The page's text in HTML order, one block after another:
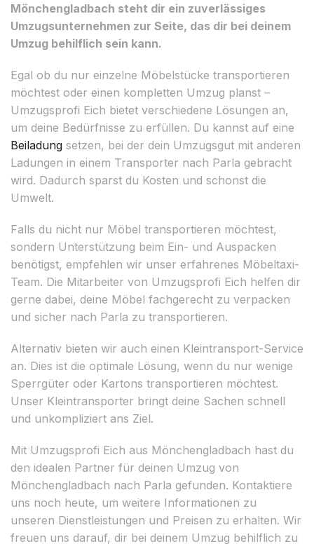
Mönchengladbach steht dir ein zuverlässiges
Umzugsunternehmen zur Seite, das dir bei deinem
Umzug behilflich sein kann.
Egal ob du nur einzelne Möbelstücke transportieren
möchtest oder einen kompletten Umzug planst –
Umzugsprofi Eich bietet verschiedene Lösungen an,
um deine Bedürfnisse zu erfüllen. Du kannst auf eine
Beiladung setzen, bei der dein Umzugsgut mit anderen
Ladungen in einem Transporter nach Parla gebracht
wird. Dadurch sparst du Kosten und schonst die
Umwelt.
Falls du nicht nur Möbel transportieren möchtest,
sondern Unterstützung beim Ein- und Auspacken
benötigst, empfehlen wir unser erfahrenes Möbeltaxi-
Team. Die Mitarbeiter von Umzugsprofi Eich helfen dir
gerne dabei, deine Möbel fachgerecht zu verpacken
und sicher nach Parla zu transportieren.
Alternativ bieten wir auch einen Kleintransport-Service
an. Dies ist die optimale Lösung, wenn du nur wenige
Sperrgüter oder Kartons transportieren möchtest.
Unser Kleintransporter bringt deine Sachen schnell
und unkompliziert ans Ziel.
Mit Umzugsprofi Eich aus Mönchengladbach hast du
den idealen Partner für deinen Umzug von
Mönchengladbach nach Parla gefunden. Kontaktiere
uns noch heute, um weitere Informationen zu
unseren Dienstleistungen und Preisen zu erhalten. Wir
freuen uns darauf, dir bei deinem Umzug behilflich zu